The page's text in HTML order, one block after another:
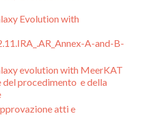
Evolution with
A-and-B-
evolution with MeerKAT
del procedimento e della
atti e